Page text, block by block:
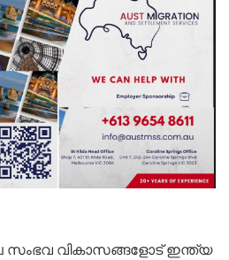
സംഭവ വികാസങ്ങളോട് ഇന്ത്യ